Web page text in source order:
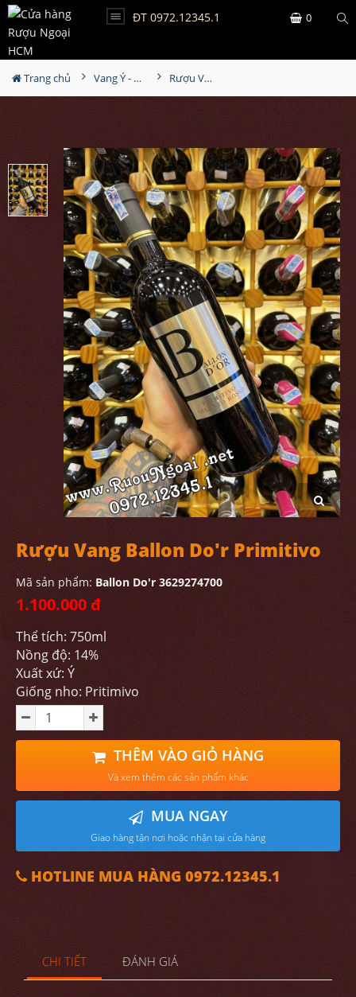
ĐT 0972.12345.1 0
Trang chủ Vang Ý - Italia Rượu Vang Ballon Do'r Primitivo
Rượu Vang Ballon Do'r Primitivo
Mã sản phẩm: Ballon Do'r 3629274700
1.100.000 đ
Thể tích: 750ml
Nồng độ: 14%
Xuất xứ: Ý
Giống nho: Pritimivo
THÊM VÀO GIỎ HÀNG
Và xem thêm các sản phẩm khác
MUA NGAY
Giao hàng tận nơi hoặc nhận tại cửa hàng
HOTLINE MUA HÀNG 0972.12345.1
CHI TIẾT ĐÁNH GIÁ